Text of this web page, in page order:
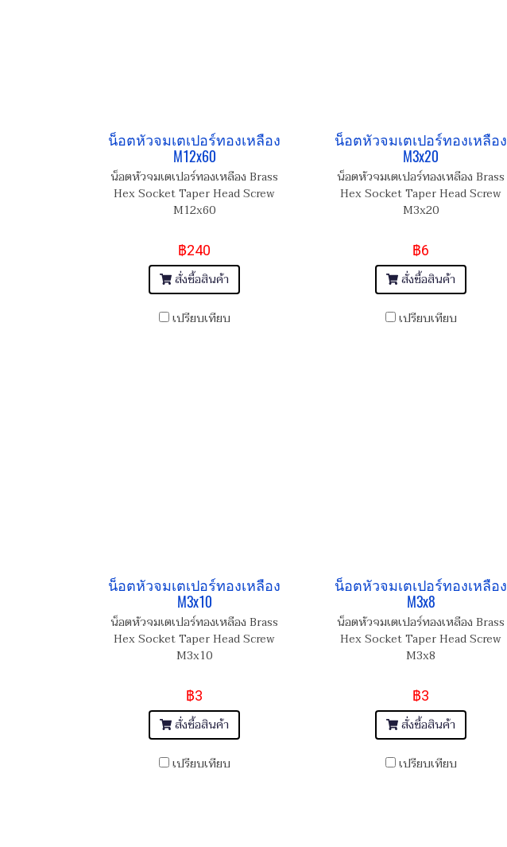
น็อตหัวจมเตเปอร์ทองเหลือง
M12x60
น็อตหัวจมเตเปอร์ทองเหลือง Brass
Hex Socket Taper Head Screw
M12x60
฿240
สั่งซื้อสินค้า
เปรียบเทียบ
น็อตหัวจมเตเปอร์ทองเหลือง
M3x20
น็อตหัวจมเตเปอร์ทองเหลือง Brass
Hex Socket Taper Head Screw
M3x20
฿6
สั่งซื้อสินค้า
เปรียบเทียบ
น็อตหัวจมเตเปอร์ทองเหลือง
M3x10
น็อตหัวจมเตเปอร์ทองเหลือง Brass
Hex Socket Taper Head Screw
M3x10
฿3
สั่งซื้อสินค้า
เปรียบเทียบ
น็อตหัวจมเตเปอร์ทองเหลือง
M3x8
น็อตหัวจมเตเปอร์ทองเหลือง Brass
Hex Socket Taper Head Screw
M3x8
฿3
สั่งซื้อสินค้า
เปรียบเทียบ